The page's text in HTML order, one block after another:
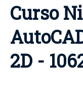
Curso
2D -